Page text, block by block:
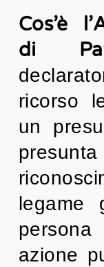
Cos’è
di
ricorso
un
legame
azione